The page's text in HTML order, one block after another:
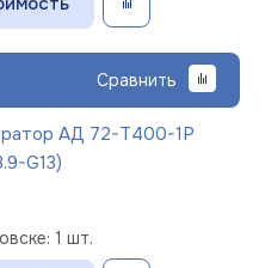
Сравнить
АД 72-Т400-1Р
G13)
1 шт.